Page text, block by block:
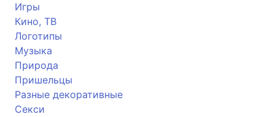
Игры
Кино, ТВ
Логотипы
Музыка
Природа
Пришельцы
Разные декоративные
Секси